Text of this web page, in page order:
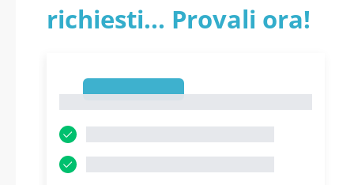
richiesti... Provali ora!